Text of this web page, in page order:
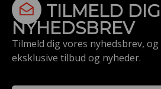
TILMELD
NYHEDSBREV
Tilmeld dig vores nyhedsbrev,
eksklusive tilbud og nyheder.